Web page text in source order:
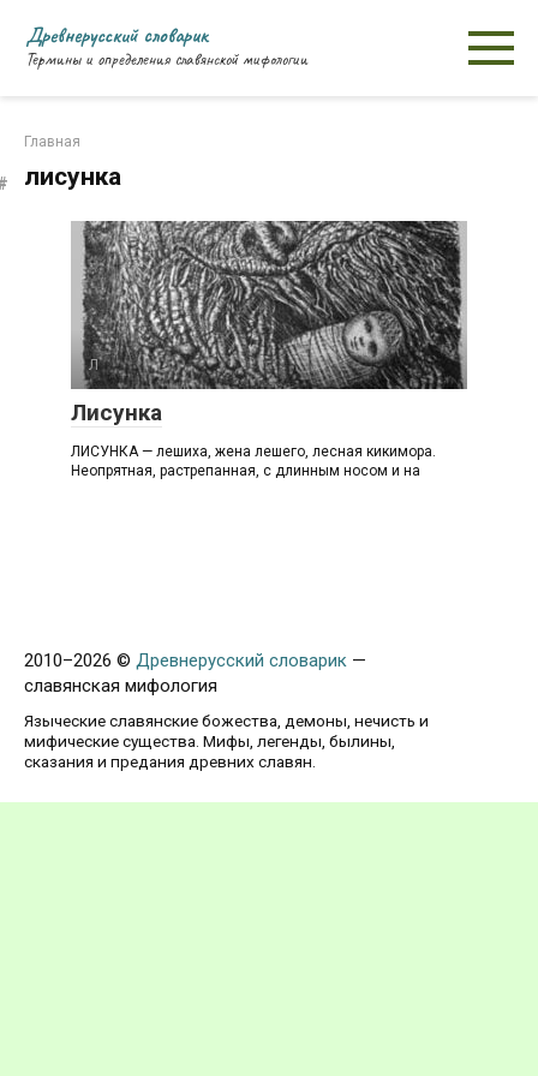
контенту
Древнерусский словарик
Термины и определения славянской мифологии
Главная
лисунка
Л
Лисунка
ЛИСУНКА — лешиха, жена лешего, лесная кикимора.
Неопрятная, растрепанная, с длинным носом и на
2010–2026 © Древнерусский словарик —
славянская мифология
Языческие славянские божества, демоны, нечисть и
мифические существа. Мифы, легенды, былины,
сказания и предания древних славян.